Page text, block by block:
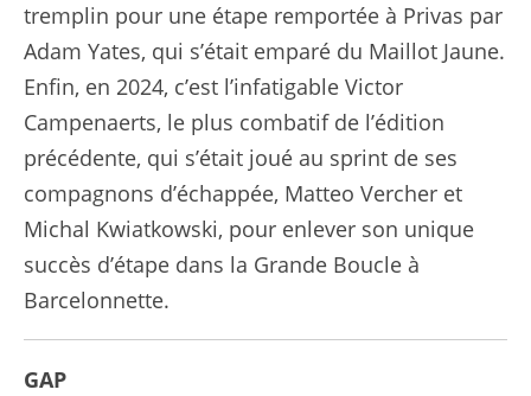
tremplin pour une étape remportée à Privas par
Adam Yates, qui s’était emparé du Maillot Jaune.
Enfin, en 2024, c’est l’infatigable Victor
Campenaerts, le plus combatif de l’édition
précédente, qui s’était joué au sprint de ses
compagnons d’échappée, Matteo Vercher et
Michal Kwiatkowski, pour enlever son unique
succès d’étape dans la Grande Boucle à
Barcelonnette.
GAP